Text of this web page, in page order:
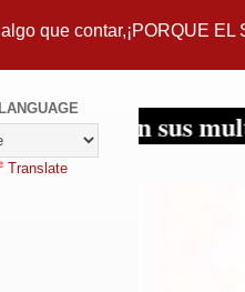
que contar,¡PORQUE
sus
Translate